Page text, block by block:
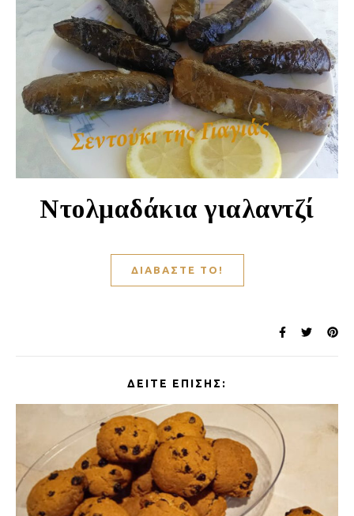
Ντολμαδάκια γιαλαντζί
ΔΙΑΒΆΣΤΕ ΤΟ!
ΔΕΊΤΕ ΕΠΊΣΗΣ: